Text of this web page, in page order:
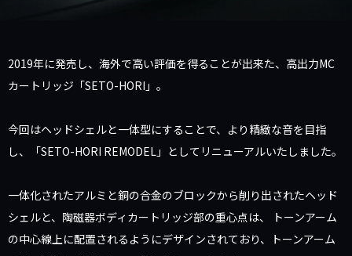
2019年に発売し、海外で高い評価を得ることが出来た、高出力MC
カートリッジ「SETO-HORI」。
今回はヘッドシェルと一体型にすることで、より精緻な音を目指
し、「SETO-HORI REMODEL」としてリニューアルいたしました。
一体化されたアルミと銅の合金のブロックから削り出されたヘッド
シェルと、陶磁器ボディカートリッジ部の重心点は、 トーンアーム
の中心線上に配置されるようにデザインされており、トーンアーム